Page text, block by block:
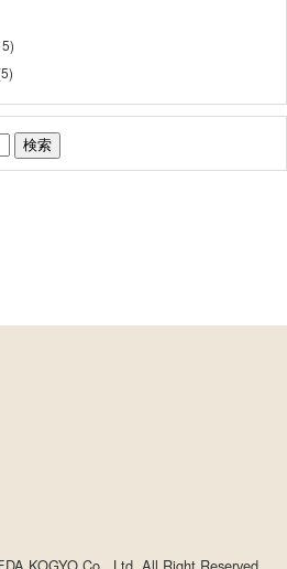
KOGYO Co., Ltd. All Right Reserved.